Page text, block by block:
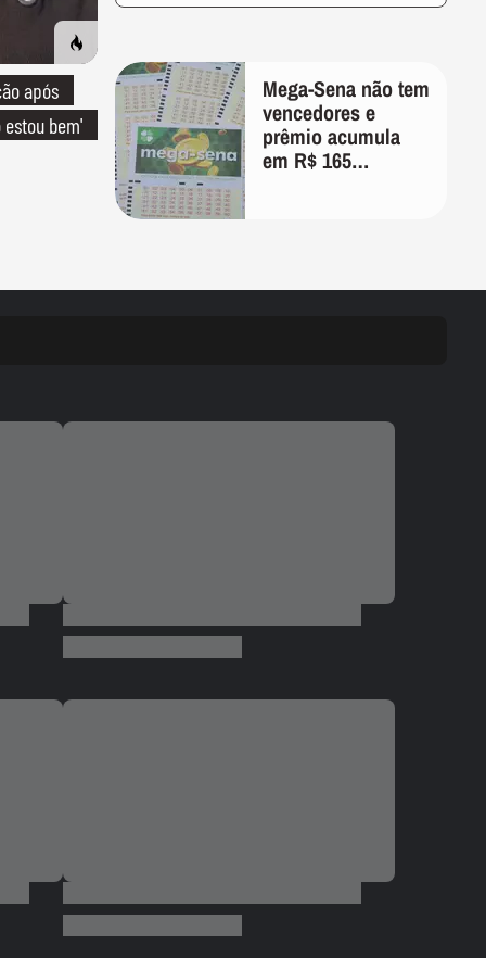
após
bem'
Mega-Sena não tem
vencedores e
prêmio acumula
em R$ 165